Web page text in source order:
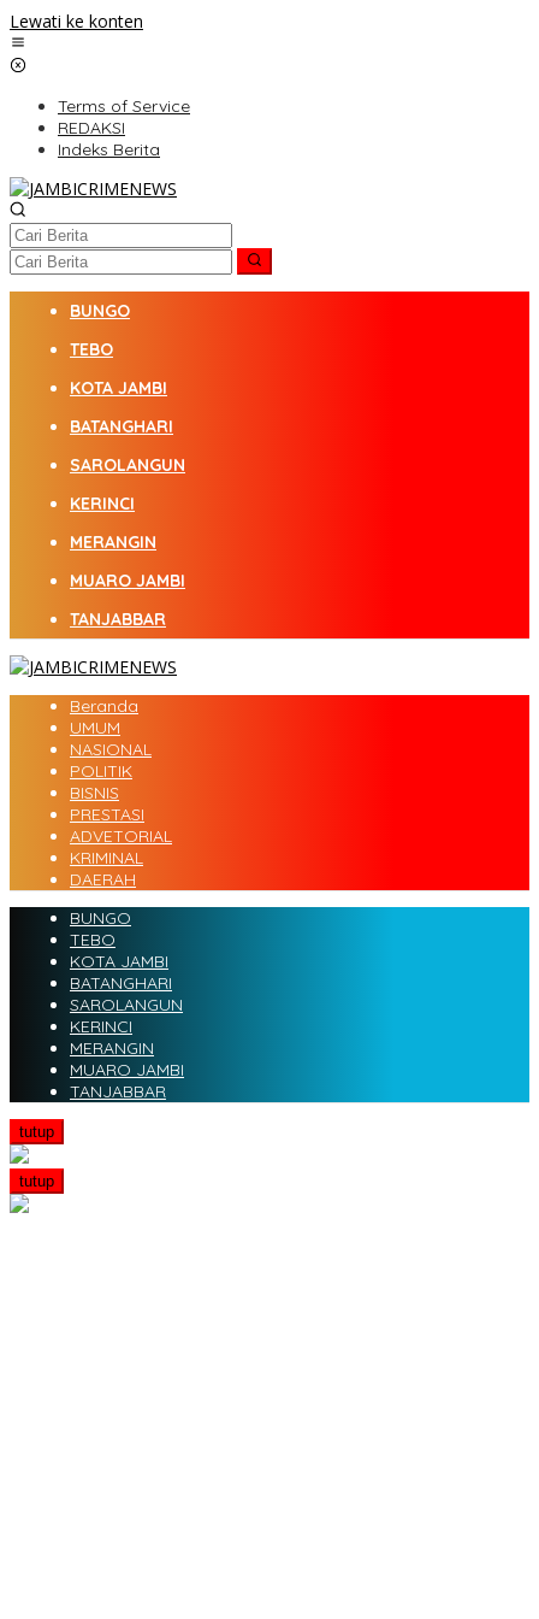
Lewati ke konten
Terms of Service
REDAKSI
Indeks Berita
BUNGO
TEBO
KOTA JAMBI
BATANGHARI
SAROLANGUN
KERINCI
MERANGIN
MUARO JAMBI
TANJABBAR
Beranda
UMUM
NASIONAL
POLITIK
BISNIS
PRESTASI
ADVETORIAL
KRIMINAL
DAERAH
BUNGO
TEBO
KOTA JAMBI
BATANGHARI
SAROLANGUN
KERINCI
MERANGIN
MUARO JAMBI
TANJABBAR
tutup
tutup